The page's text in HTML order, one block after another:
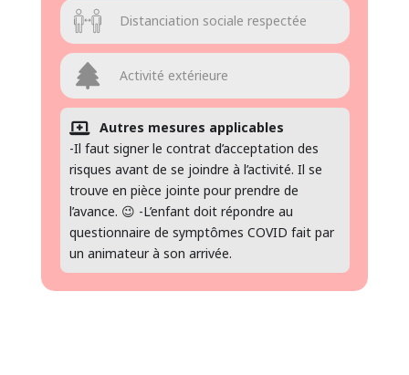
Distanciation sociale respectée
Activité extérieure
Autres mesures applicables
-Il faut signer le contrat d’acceptation des
risques avant de se joindre à l’activité. Il se
trouve en pièce jointe pour prendre de
l’avance. 😉 -L’enfant doit répondre au
questionnaire de symptômes COVID fait par
un animateur à son arrivée.